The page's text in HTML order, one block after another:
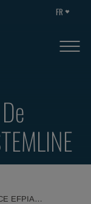
FR
EFPIA